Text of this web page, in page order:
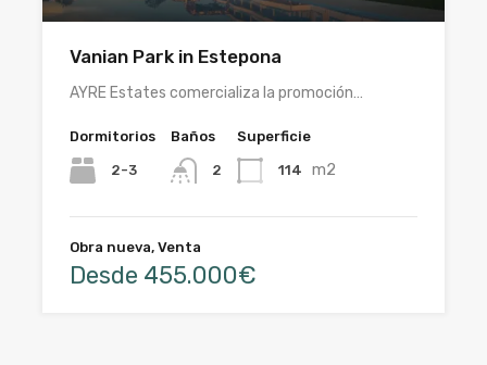
Vanian Park in Estepona
AYRE Estates comercializa la promoción…
Dormitorios
2-3
Baños
2
Superficie
114 m2
Obra nueva, Venta
Desde 455.000€